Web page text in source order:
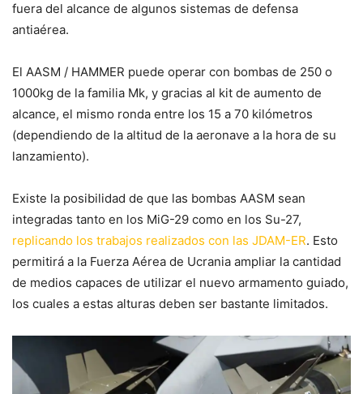
fuera del alcance de algunos sistemas de defensa
antiaérea.
El AASM / HAMMER puede operar con bombas de 250 o
1000kg de la familia Mk, y gracias al kit de aumento de
alcance, el mismo ronda entre los 15 a 70 kilómetros
(dependiendo de la altitud de la aeronave a la hora de su
lanzamiento).
Existe la posibilidad de que las bombas AASM sean
integradas tanto en los MiG-29 como en los Su-27,
replicando los trabajos realizados con las JDAM-ER. Esto
permitirá a la Fuerza Aérea de Ucrania ampliar la cantidad
de medios capaces de utilizar el nuevo armamento guiado,
los cuales a estas alturas deben ser bastante limitados.